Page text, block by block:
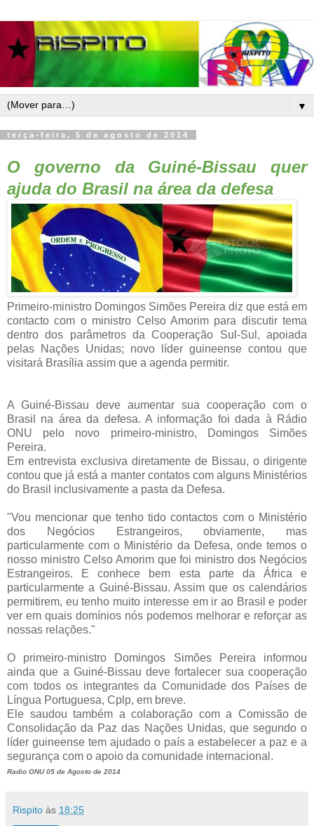
▼
terça-feira, 5 de agosto de 2014
O governo da Guiné-Bissau quer
ajuda do Brasil na área da defesa
Primeiro-ministro Domingos Simões Pereira diz que está em
contacto com o ministro Celso Amorim para discutir tema
dentro dos parâmetros da Cooperação Sul-Sul, apoiada
pelas Nações Unidas; novo líder guineense contou que
visitará Brasília assim que a agenda permitir.
A Guiné-Bissau deve aumentar sua cooperação com o
Brasil na área da defesa. A informação foi dada à Rádio
ONU pelo novo primeiro-ministro, Domingos Simões
Pereira.
Em entrevista exclusiva diretamente de Bissau, o dirigente
contou que já está a manter contatos com alguns Ministérios
do Brasil inclusivamente a pasta da Defesa.
"Vou mencionar que tenho tido contactos com o Ministério
dos Negócios Estrangeiros, obviamente, mas
particularmente com o Ministério da Defesa, onde temos o
nosso ministro Celso Amorim que foi ministro dos Negócios
Estrangeiros. E conhece bem esta parte da África e
particularmente a Guiné-Bissau. Assim que os calendários
permitirem, eu tenho muito interesse em ir ao Brasil e poder
ver em quais domínios nós podemos melhorar e reforçar as
nossas relações."
O primeiro-ministro Domingos Simões Pereira informou
ainda que a Guiné-Bissau deve fortalecer sua cooperação
com todos os integrantes da Comunidade dos Países de
Língua Portuguesa, Cplp, em breve.
Ele saudou também a colaboração com a Comissão de
Consolidação da Paz das Nações Unidas, que segundo o
líder guineense tem ajudado o país a estabelecer a paz e a
segurança com o apoio da comunidade internacional.
Radio ONU 05 de Agosto de 2014
Rispito às 18:25